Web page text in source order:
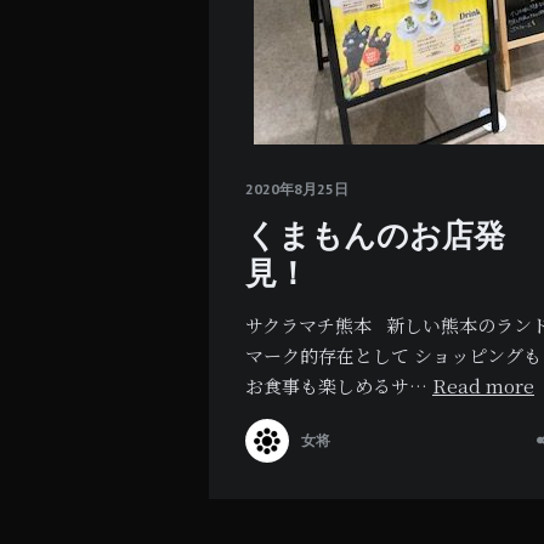
2020年8月25日
くまもんのお店発
見！
サクラマチ熊本 新しい熊本のラン
マーク的存在として ショッピングも
お食事も楽しめるサ… Read more
女将